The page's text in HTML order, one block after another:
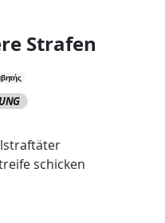
Strafen
schicken